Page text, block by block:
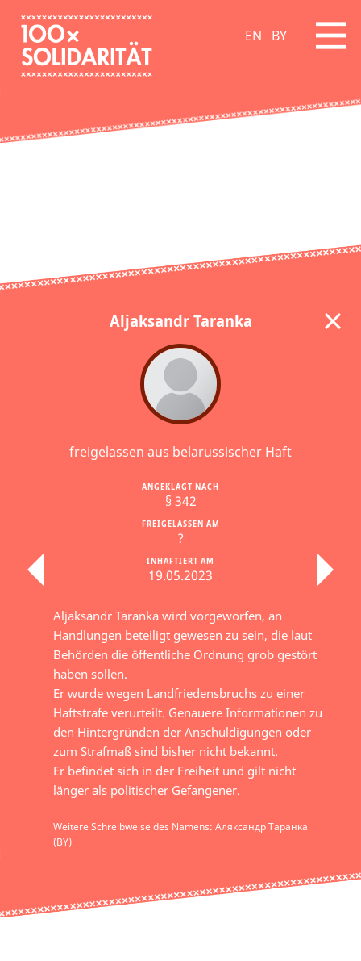
EN BY
Aljaksandr Taranka
freigelassen aus belarussischer Haft
INHAFTIERT AM
19.05.2023
FREIGELASSEN AM
?
ANGEKLAGT NACH
§ 342
Aljaksandr Taranka wird vorgeworfen, an
Handlungen beteiligt gewesen zu sein, die laut
Behörden die öffentliche Ordnung grob gestört
haben sollen.
Er wurde wegen Landfriedensbruchs zu einer
Haftstrafe verurteilt. Genauere Informationen zu
den Hintergründen der Anschuldigungen oder
zum Strafmaß sind bisher nicht bekannt.
Er befindet sich in der Freiheit und gilt nicht
länger als politischer Gefangener.
Weitere Schreibweise des Namens: Аляксандр Таранка
(BY)